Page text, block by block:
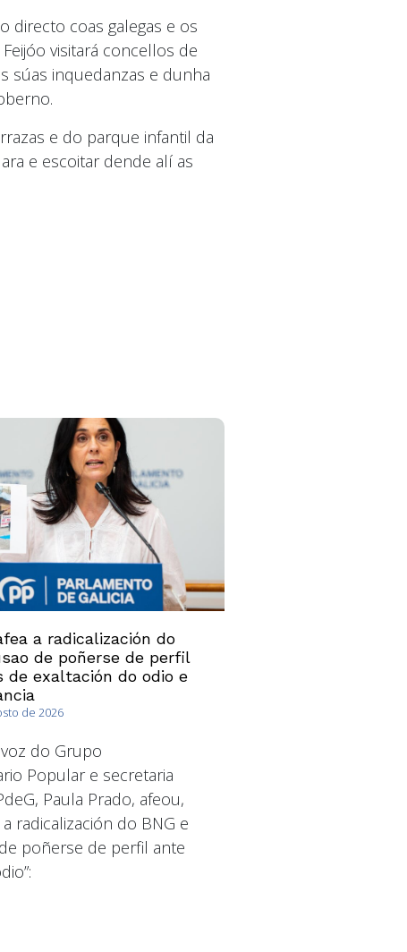
directo coas galegas e os
visitará concellos de
súas inquedanzas e dunha
e do parque infantil da
e escoitar dende alí as
a radicalización do
de poñerse de perfil
de exaltación do odio e
de 2026
do Grupo
Popular e secretaria
Paula Prado, afeou,
radicalización do BNG e
poñerse de perfil ante